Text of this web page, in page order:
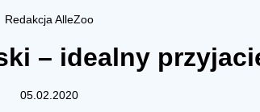
Redakcja AlleZoo
– idealny
05.02.2020